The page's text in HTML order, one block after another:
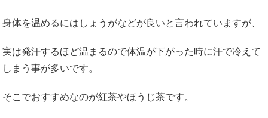
身体を温めるにはしょうがなどが良いと言われていますが、
実は発汗するほど温まるので体温が下がった時に汗で冷えて
しまう事が多いです。
そこでおすすめなのが紅茶やほうじ茶です。